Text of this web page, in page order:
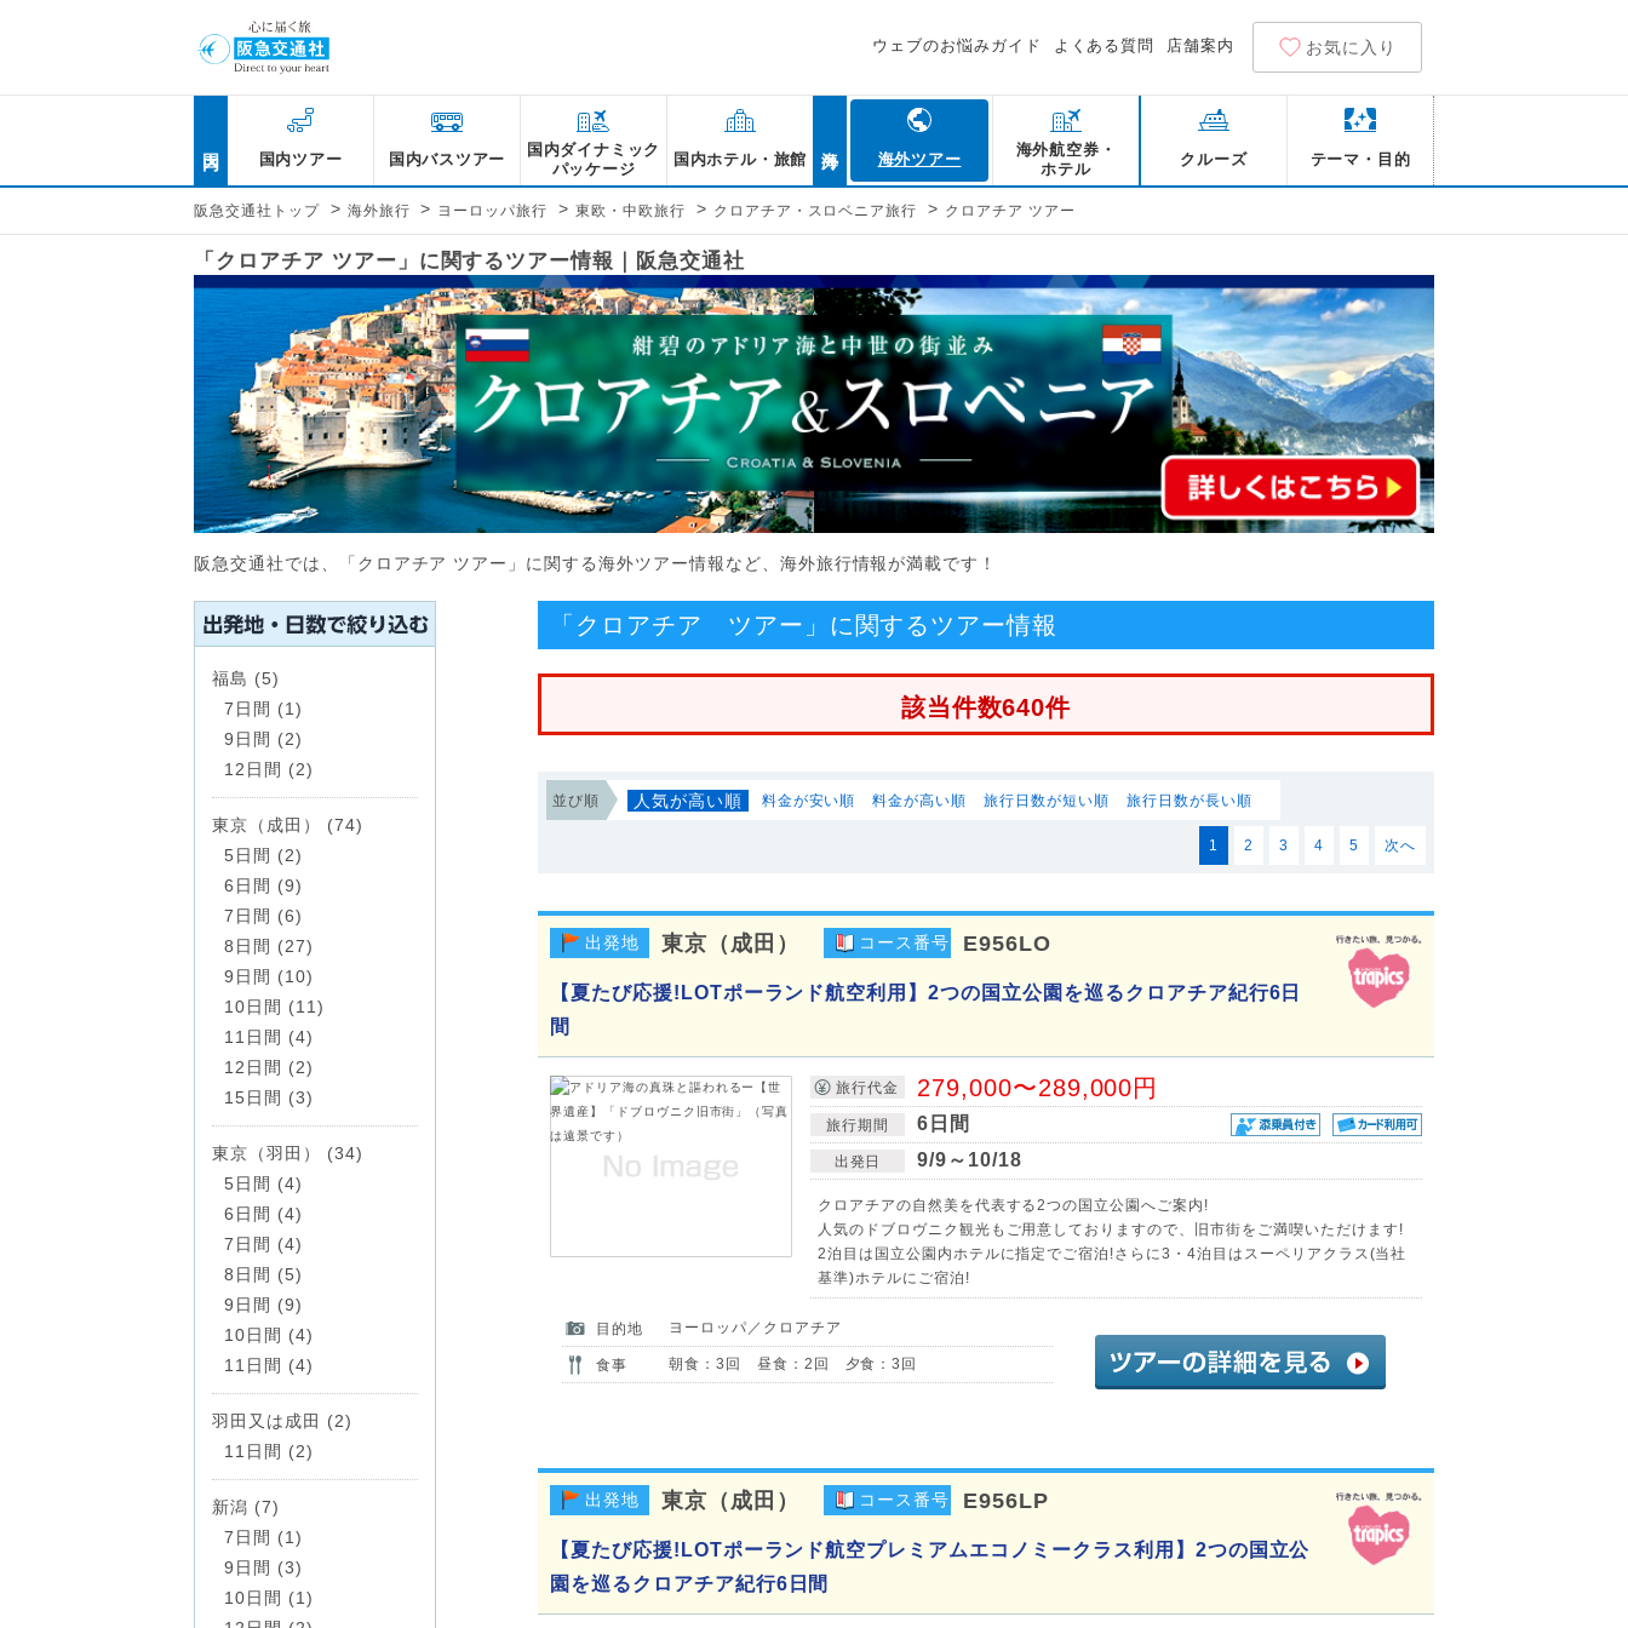
ウェブのお悩みガイド よくある質問 店舗案内 お気に入り
国内ツアー 国内バスツアー
国内ダイナミック
パッケージ
国内ホテル・旅館 海外ツアー
海外航空券・
ホテル
クルーズ テーマ・目的
阪急交通社トップ > 海外旅行 > ヨーロッパ旅行 > 東欧・中欧旅行 > クロアチア・スロベニア旅行 > クロアチア ツアー
「クロアチア ツアー」に関するツアー情報｜阪急交通社
阪急交通社では、「クロアチア ツアー」に関する海外ツアー情報など、海外旅行情報が満載です！
「クロアチア ツアー」に関するツアー情報
該当件数640件
並び順 人気が高い順 料金が安い順 料金が高い順 旅行日数が短い順 旅行日数が長い順
1 2 3 4 5 次へ
出発地 東京（成田） コース番号 E956LO
【夏たび応援!LOTポーランド航空利用】2つの国立公園を巡るクロアチア紀行6日
間
旅行代金 279,000〜289,000円
旅行期間 6日間
出発日 9/9～10/18
クロアチアの自然美を代表する2つの国立公園へご案内!
人気のドブロヴニク観光もご用意しておりますので、旧市街をご満喫いただけます!
2泊目は国立公園内ホテルに指定でご宿泊!さらに3・4泊目はスーペリアクラス(当社
基準)ホテルにご宿泊!
目的地 ヨーロッパ／クロアチア
食事 朝食：3回 昼食：2回 夕食：3回
出発地 東京（成田） コース番号 E956LP
【夏たび応援!LOTポーランド航空プレミアムエコノミークラス利用】2つの国立公
園を巡るクロアチア紀行6日間
福島 (5)
7日間 (1)
9日間 (2)
12日間 (2)
東京（成田） (74)
5日間 (2)
6日間 (9)
7日間 (6)
8日間 (27)
9日間 (10)
10日間 (11)
11日間 (4)
12日間 (2)
15日間 (3)
東京（羽田） (34)
5日間 (4)
6日間 (4)
7日間 (4)
8日間 (5)
9日間 (9)
10日間 (4)
11日間 (4)
羽田又は成田 (2)
11日間 (2)
新潟 (7)
7日間 (1)
9日間 (3)
10日間 (1)